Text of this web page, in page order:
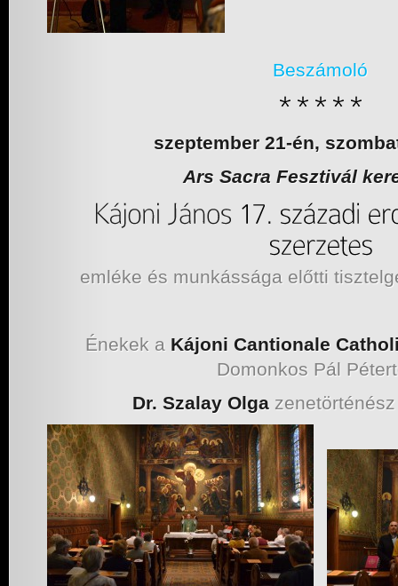
Beszámoló
szeptember 21-én,
Ars Sacra Fesztivál
emléke és munkássága előtti
Énekek a Kájoni Cantionale
Domonkos Pál
Dr. Szalay Olga